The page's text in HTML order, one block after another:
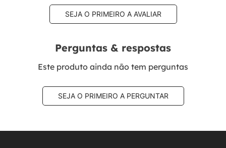
SEJA O PRIMEIRO A AVALIAR
Perguntas & respostas
Este produto ainda não tem perguntas
SEJA O PRIMEIRO A PERGUNTAR